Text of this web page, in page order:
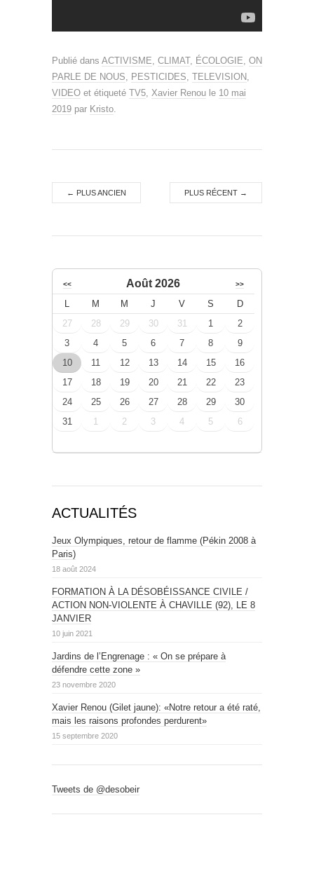
Publié dans ACTIVISME, CLIMAT, ÉCOLOGIE, ON
PARLE DE NOUS, PESTICIDES, TELEVISION,
VIDEO et étiqueté TV5, Xavier Renou le 10 mai
2019 par Kristo.
← PLUS ANCIEN PLUS RÉCENT →
<< Août 2026 >>
L M M J V S
D
27
28 29 30 31 1
2
3
4 5 6 7 8
9
10
11 12 13 14 15
16
17
18 19 20 21 22
23
24
25 26 27 28 29
30
31
1 2 3 4 5 6
ACTUALITÉS
Jeux Olympiques, retour de flamme (Pékin 2008 à
Paris)
18 août 2024
FORMATION À LA DÉSOBÉISSANCE CIVILE /
ACTION NON-VIOLENTE À CHAVILLE (92), LE 8
JANVIER
10 juin 2021
Jardins de l’Engrenage : « On se prépare à
défendre cette zone »
23 novembre 2020
Xavier Renou (Gilet jaune): «Notre retour a été raté,
mais les raisons profondes perdurent»
15 septembre 2020
Tweets de @desobeir